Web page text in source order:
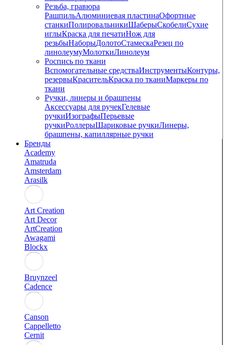
Резьба, гравюра
РашпильАлюминиевая пластинаОфортные
станкиПолировальникиШаберыСкобелиСухие
иглыКраска для печатиНож для
резьбыНаборыДолотоСтамескаРезец по
линолеумуМолоткиЛинолеум
Роспись по ткани
Вспомогательные средстваИнструментыКонтуры,
резервыКрасительКраска по тканиМаркеры по
ткани
Ручки, линеры и брашпены
Аксессуары для ручекГелевые
ручкиИзографыПерьевые
ручкиРоллерыШариковые ручкиЛинеры,
брашпены, капиллярные ручки
Бренды
Academy
Amatruda
Amsterdam
Arasilk
Art Creation
Art Decor
ArtCreation
Awagami
Blockx
Bruynzeel
Cadence
Canson
Cappelletto
Cernit